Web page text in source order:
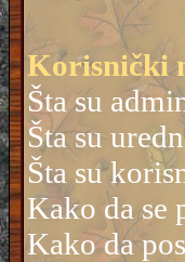
Korisnički
Šta su
Šta su
Šta su
Kako da
Kako da